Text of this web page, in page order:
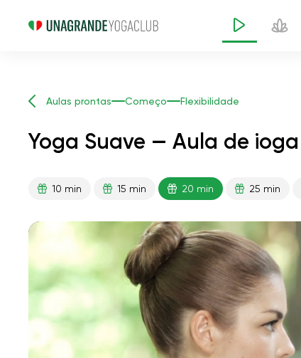
Aulas prontas Começo Flexibilidade
Yoga Suave — Aula de
10 min 15 min 20 min 25 min